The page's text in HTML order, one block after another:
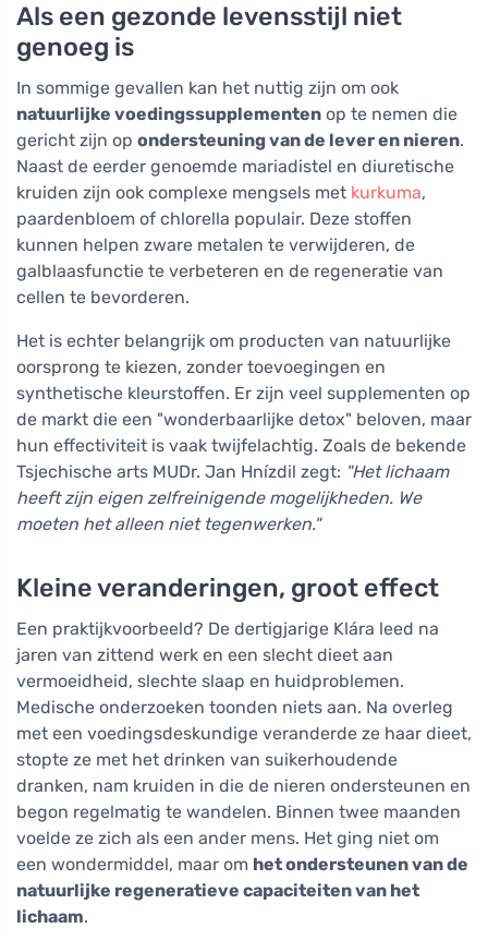
Als een gezonde levensstijl niet
genoeg is
In sommige gevallen kan het nuttig zijn om ook
natuurlijke voedingssupplementen op te nemen die
gericht zijn op ondersteuning van de lever en nieren.
Naast de eerder genoemde mariadistel en diuretische
kruiden zijn ook complexe mengsels met kurkuma,
paardenbloem of chlorella populair. Deze stoffen
kunnen helpen zware metalen te verwijderen, de
galblaasfunctie te verbeteren en de regeneratie van
cellen te bevorderen.
Het is echter belangrijk om producten van natuurlijke
oorsprong te kiezen, zonder toevoegingen en
synthetische kleurstoffen. Er zijn veel supplementen op
de markt die een "wonderbaarlijke detox" beloven, maar
hun effectiviteit is vaak twijfelachtig. Zoals de bekende
Tsjechische arts MUDr. Jan Hnízdil zegt: "Het lichaam
heeft zijn eigen zelfreinigende mogelijkheden. We
moeten het alleen niet tegenwerken."
Kleine veranderingen, groot effect
Een praktijkvoorbeeld? De dertigjarige Klára leed na
jaren van zittend werk en een slecht dieet aan
vermoeidheid, slechte slaap en huidproblemen.
Medische onderzoeken toonden niets aan. Na overleg
met een voedingsdeskundige veranderde ze haar dieet,
stopte ze met het drinken van suikerhoudende
dranken, nam kruiden in die de nieren ondersteunen en
begon regelmatig te wandelen. Binnen twee maanden
voelde ze zich als een ander mens. Het ging niet om
een wondermiddel, maar om het ondersteunen van de
natuurlijke regeneratieve capaciteiten van het
lichaam.